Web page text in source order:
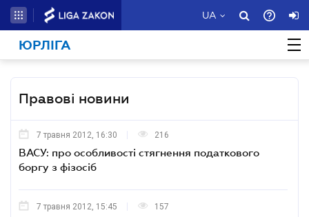
UA
ЮРЛІГА
Правові новини
7 травня 2012, 16:30 216
ВАСУ: про особливості стягнення податкового
боргу з фізосіб
7 травня 2012, 15:45 157